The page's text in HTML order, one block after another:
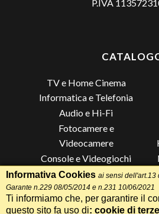
P.IVA
TV e Home Cinema
Informatica e Telefonia
Audio e Hi-Fi
Fotocamere e
Videocamere
Console e Videogiochi
Piccoli Elettrodomestici
Grandi Elettrodomestici e
Climatizzazione
Informativa Cookies ai sensi dell'art.13
Garante n.229 08/05/2014 e n.231 10/06/2021
Ti informiamo che, per garantire il
questo sito fa uso di: cookie di